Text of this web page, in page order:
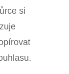
si